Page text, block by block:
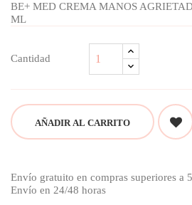
BE+ MED CREMA MANOS
ML
Cantidad
AÑADIR AL CARRITO
Envío gratuito en compras superiores a
Envío en 24/48 horas